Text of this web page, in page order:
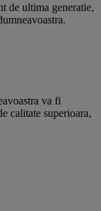
de ultima generatie,
va fi
calitate superioara,